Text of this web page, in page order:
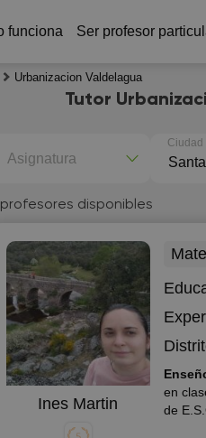
funciona Ser profesor
Urbanizacion Valdelagua
Tutor
Asignatura
Ciudad
profesores disponibles
Ines Martin
en
de